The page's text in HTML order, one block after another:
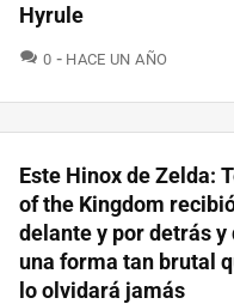
Hyrule
0 COMENTARIOS
HACE UN AÑO
Este Hinox de Zelda:
of the Kingdom
delante y por detrás y
una forma tan brutal
lo olvidará jamás